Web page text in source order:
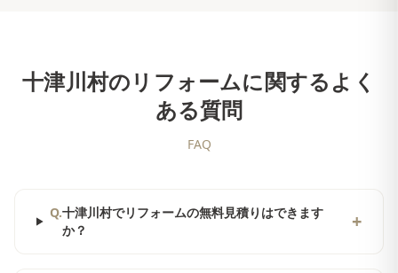
十津川村のリフォームに関するよく
ある質問
FAQ
Q.十津川村でリフォームの無料見積りはできます
か？
+